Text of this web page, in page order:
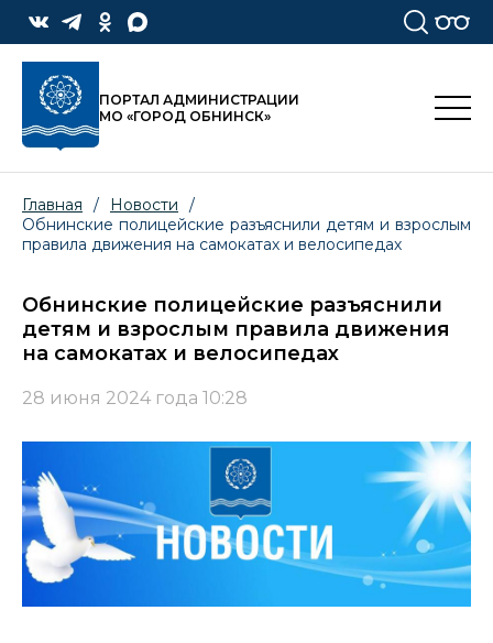
ПОРТАЛ АДМИНИСТРАЦИИ
МО «ГОРОД ОБНИНСК»
Главная / Новости
/
Обнинские полицейские разъяснили детям и взрослым
правила движения на самокатах и велосипедах
Обнинские полицейские разъяснили
детям и взрослым правила движения
на самокатах и велосипедах
28 июня 2024 года 10:28